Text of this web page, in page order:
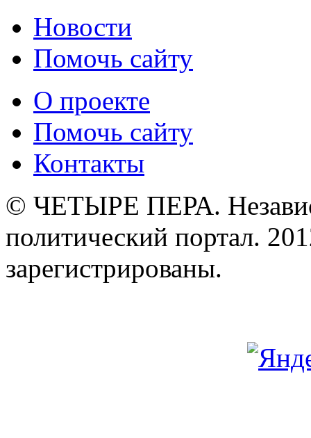
Новости
Помочь сайту
О проекте
Помочь сайту
Контакты
© ЧЕТЫРЕ ПЕРА.
политический портал.
зарегистрированы.